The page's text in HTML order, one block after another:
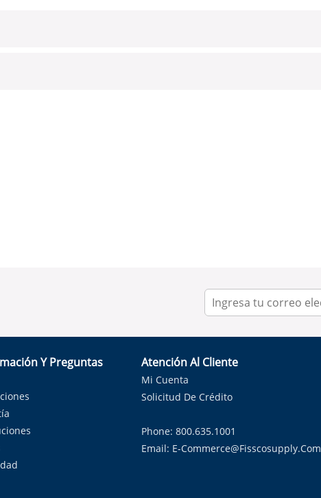
Y Preguntas
Atención Al Cliente
Mi Cuenta
Solicitud De Crédito
Phone: 800.635.1001
Email: E-Commerce@fisscosupply.com